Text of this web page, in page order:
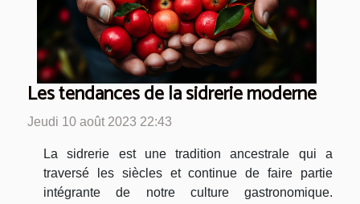
Les tendances de la sidrerie moderne
Jeudi 10 août 2023 22:43
La sidrerie est une tradition ancestrale qui a
traversé les siècles et continue de faire partie
intégrante de notre culture gastronomique.